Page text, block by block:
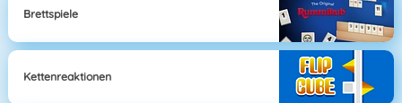
Brettspiele
Kettenreaktionen